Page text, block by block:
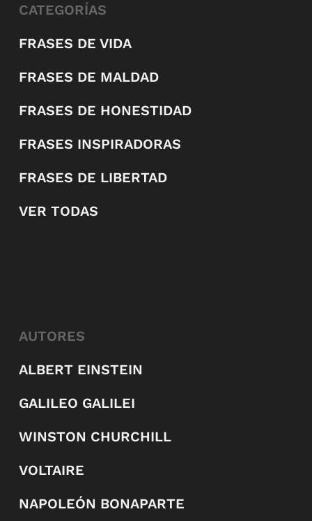
CATEGORÍAS
FRASES DE VIDA
FRASES DE MALDAD
FRASES DE HONESTIDAD
FRASES INSPIRADORAS
FRASES DE LIBERTAD
VER TODAS
AUTORES
ALBERT EINSTEIN
GALILEO GALILEI
WINSTON CHURCHILL
VOLTAIRE
NAPOLEÓN BONAPARTE